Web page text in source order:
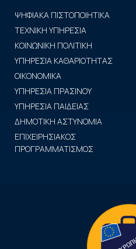
ΨΗΦΙΑΚΑ ΠΙΣΤΟΠΟΙΗΤΙΚΑ
ΤΕΧΝΙΚΗ ΥΠΗΡΕΣΙΑ
ΚΟΙΝΩΝΙΚΗ ΠΟΛΙΤΙΚΗ
ΥΠΗΡΕΣΙΑ ΚΑΘΑΡΙΟΤΗΤΑΣ
ΟΙΚΟΝΟΜΙΚΑ
ΥΠΗΡΕΣΙΑ ΠΡΑΣΙΝΟΥ
ΥΠΗΡΕΣΙΑ ΠΑΙΔΕΙΑΣ
ΔΗΜΟΤΙΚΗ ΑΣΤΥΝΟΜΙΑ
ΕΠΙΧΕΙΡΗΣΙΑΚΟΣ
ΠΡΟΓΡΑΜΜΑΤΙΣΜΟΣ